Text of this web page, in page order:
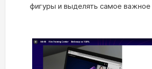
фигуры и выделять самое важное